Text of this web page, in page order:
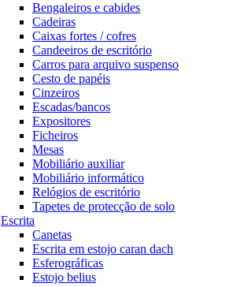
Bengaleiros e cabides
Cadeiras
Caixas fortes / cofres
Candeeiros de escritório
Carros para arquivo suspenso
Cesto de papéis
Cinzeiros
Escadas/bancos
Expositores
Ficheiros
Mesas
Mobiliário auxiliar
Mobiliário informático
Relógios de escritório
Tapetes de protecção de solo
Escrita
Canetas
Escrita em estojo caran dach
Esferográficas
Estojo belius